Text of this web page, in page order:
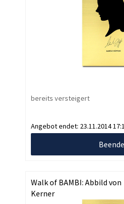
bereits versteigert
Angebot endet: 23.11.2014
Walk of BAMBI: Abbild von
Kerner